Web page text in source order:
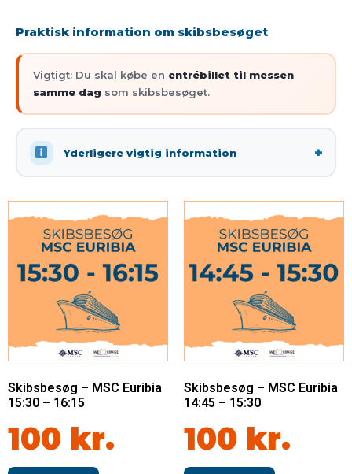
Praktisk information om skibsbesøget
Vigtigt: Du skal købe en entrébillet til messen
samme dag som skibsbesøget.
Yderligere vigtig information
Skibsbesøg – MSC Euribia
15:30 – 16:15
100 kr.
Skibsbesøg – MSC Euribia
14:45 – 15:30
100 kr.